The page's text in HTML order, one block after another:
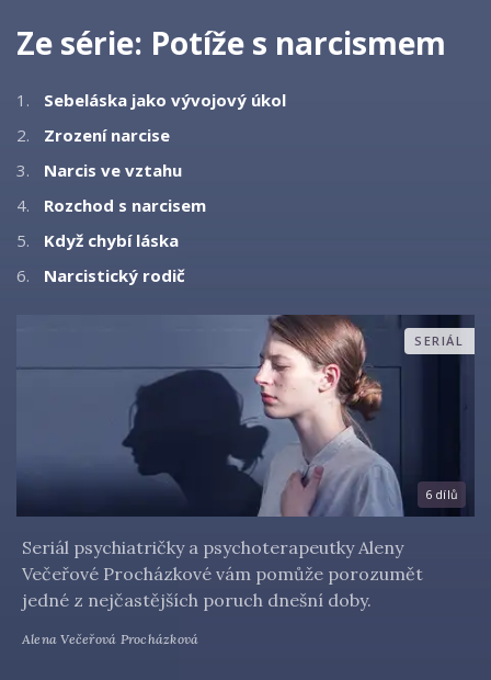
Ze série: Potíže s narcismem
1.
Sebeláska jako vývojový úkol
2.
Zrození narcise
3.
Narcis ve vztahu
4.
Rozchod s narcisem
5.
Když chybí láska
6.
Narcistický rodič
SERIÁL
6 dílů
Seriál psychiatričky a psychoterapeutky Aleny
Večeřové Procházkové vám pomůže porozumět
jedné z nejčastějších poruch dnešní doby.
Alena Večeřová Procházková